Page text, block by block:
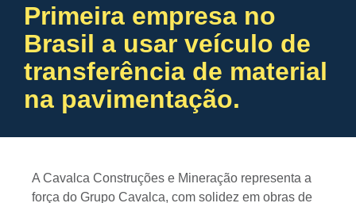
Primeira empresa no
Brasil a usar veículo de
transferência de material
na pavimentação.
A Cavalca Construções e Mineração representa a
força do Grupo Cavalca, com solidez em obras de